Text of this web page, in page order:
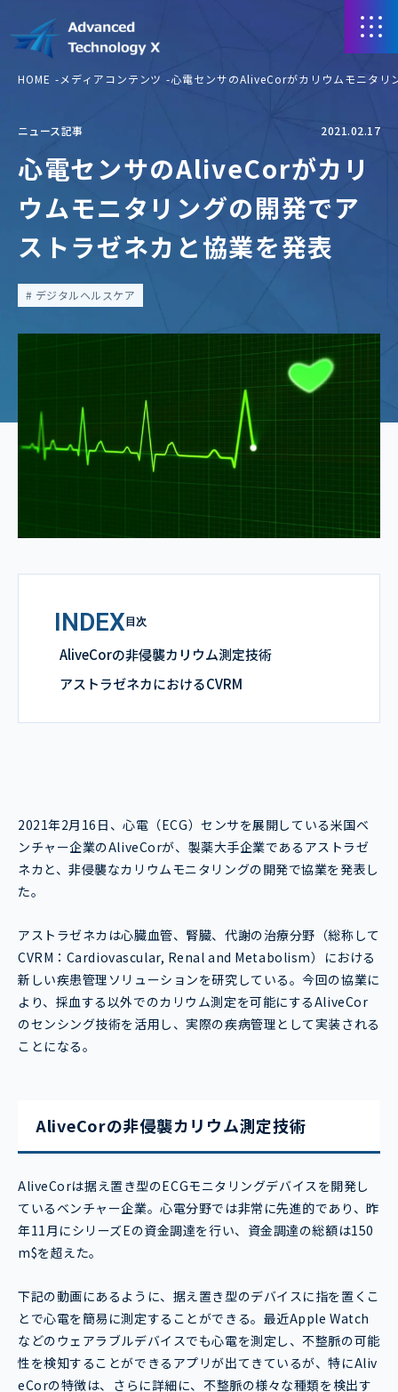
HOME メディアコンテンツ 心電センサのAliveCorがカリウムモニタリ
ニュース記事 2021.02.17
心電センサのAliveCorがカリ
ウムモニタリングの開発でア
ストラゼネカと協業を発表
デジタルヘルスケア
INDEX 目次
AliveCorの非侵襲カリウム測定技術
アストラゼネカにおけるCVRM
2021年2月16日、心電（ECG）センサを展開している米国ベ
ンチャー企業のAliveCorが、製薬大手企業であるアストラゼ
ネカと、非侵襲なカリウムモニタリングの開発で協業を発表し
た。
アストラゼネカは心臓血管、腎臓、代謝の治療分野（総称して
CVRM：Cardiovascular, Renal and Metabolism）における
新しい疾患管理ソリューションを研究している。今回の協業に
より、採血する以外でのカリウム測定を可能にするAliveCor
のセンシング技術を活用し、実際の疾病管理として実装される
ことになる。
AliveCorの非侵襲カリウム測定技術
AliveCorは据え置き型のECGモニタリングデバイスを開発し
ているベンチャー企業。心電分野では非常に先進的であり、昨
年11月にシリーズEの資金調達を行い、資金調達の総額は150
m$を超えた。
下記の動画にあるように、据え置き型のデバイスに指を置くこ
とで心電を簡易に測定することができる。最近Apple Watch
などのウェアラブルデバイスでも心電を測定し、不整脈の可能
性を検知することができるアプリが出てきているが、特にAliv
eCorの特徴は、さらに詳細に、不整脈の様々な種類を検出す